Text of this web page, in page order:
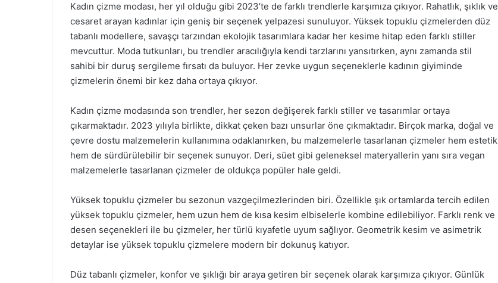
Kadın çizme modası, her yıl olduğu gibi 2023’te de farklı trendlerle karşımıza çıkıyor. Rahatlık, şıklık ve
cesaret arayan kadınlar için geniş bir seçenek yelpazesi sunuluyor. Yüksek topuklu çizmelerden düz
tabanlı modellere, savaşçı tarzından ekolojik tasarımlara kadar her kesime hitap eden farklı stiller
mevcuttur. Moda tutkunları, bu trendler aracılığıyla kendi tarzlarını yansıtırken, aynı zamanda stil
sahibi bir duruş sergileme fırsatı da buluyor. Her zevke uygun seçeneklerle kadının giyiminde
çizmelerin önemi bir kez daha ortaya çıkıyor.
Kadın çizme modasında son trendler, her sezon değişerek farklı stiller ve tasarımlar ortaya
çıkarmaktadır. 2023 yılıyla birlikte, dikkat çeken bazı unsurlar öne çıkmaktadır. Birçok marka, doğal ve
çevre dostu malzemelerin kullanımına odaklanırken, bu malzemelerle tasarlanan çizmeler hem estetik
hem de sürdürülebilir bir seçenek sunuyor. Deri, süet gibi geleneksel materyallerin yanı sıra vegan
malzemelerle tasarlanan çizmeler de oldukça popüler hale geldi.
Yüksek topuklu çizmeler bu sezonun vazgeçilmezlerinden biri. Özellikle şık ortamlarda tercih edilen
yüksek topuklu çizmeler, hem uzun hem de kısa kesim elbiselerle kombine edilebiliyor. Farklı renk ve
desen seçenekleri ile bu çizmeler, her türlü kıyafetle uyum sağlıyor. Geometrik kesim ve asimetrik
detaylar ise yüksek topuklu çizmelere modern bir dokunuş katıyor.
Düz tabanlı çizmeler, konfor ve şıklığı bir araya getiren bir seçenek olarak karşımıza çıkıyor. Günlük